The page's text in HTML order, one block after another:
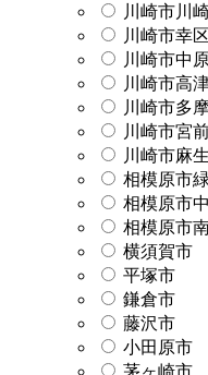
川崎市川
川崎市幸区
川崎市中
川崎市高
川崎市多
川崎市宮
川崎市麻
相模原市
相模原市
相模原市
横須賀市
平塚市
鎌倉市
藤沢市
小田原市
茅ヶ崎市